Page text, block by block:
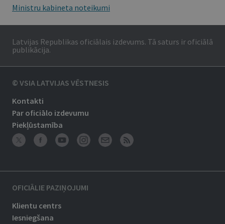
Ministru kabineta noteikumi
Latvijas Republikas oficiālais izdevums. Tā saturs ir oficiālā
publikācija.
© VSIA LATVIJAS VĒSTNESIS
Kontakti
Par oficiālo izdevumu
Piekļūstamība
OFICIĀLIE PAZIŅOJUMI
Klientu centrs
Iesniegšana